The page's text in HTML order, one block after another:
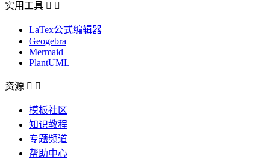
实用工具  
LaTex公式编辑器
Geogebra
Mermaid
PlantUML
资源  
模板社区
知识教程
专题频道
帮助中心